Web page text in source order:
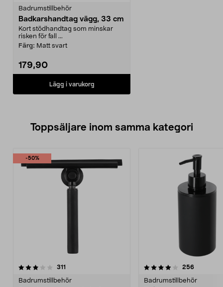
Badrumstillbehör
Badkarshandtag vägg, 33 cm
Kort stödhandtag som minskar
risken för fall ...
Färg: Matt svart
179,90
Lägg i varukorg
Toppsäljare inom samma kategori
-50%
311
Badrumstillbehör
4.0 av 5 stjärnor 256
Badrumstillbehör
4.5 av 5 stjärnor